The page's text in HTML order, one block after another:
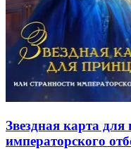
Звездная карта
императорского